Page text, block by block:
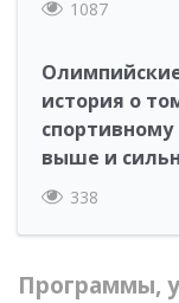
1087
история о
спортивному
выше и
338
Программы,